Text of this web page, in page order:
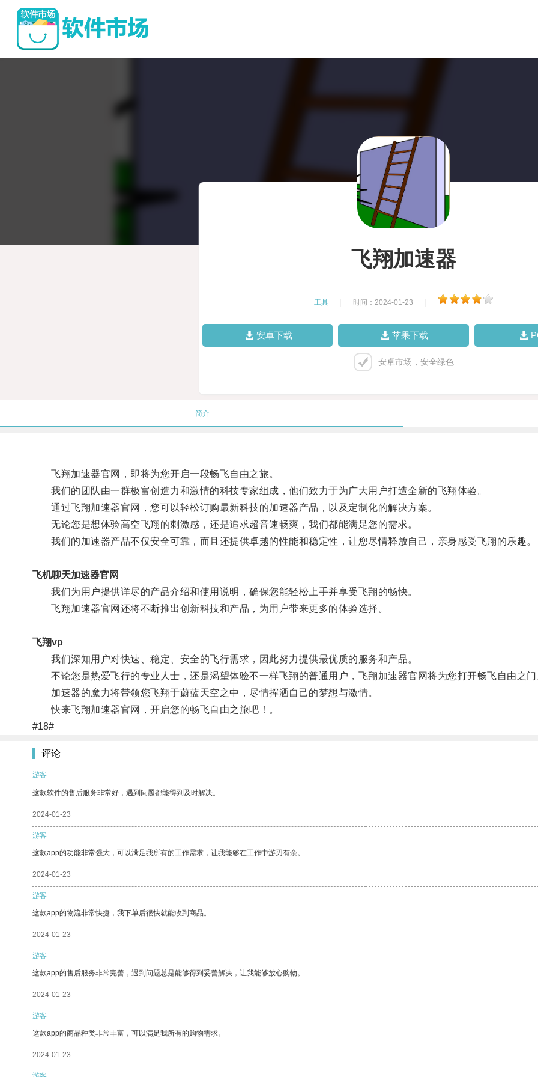
飞翔加速器
工具 时间：2024-01-23
安卓下载 苹果下载
安卓市场，安全绿色
简介
飞翔加速器官网，即将为您开启一段畅飞自由之旅。
我们的团队由一群极富创造力和激情的科技专家组成，他们致力于为广大用户打造全新的飞翔体验。
通过飞翔加速器官网，您可以轻松订购最新科技的加速器产品，以及定制化的解决方案。
无论您是想体验高空飞翔的刺激感，还是追求超音速畅爽，我们都能满足您的需求。
我们的加速器产品不仅安全可靠，而且还提供卓越的性能和稳定性，让您尽情释放自己，亲身感受飞翔的乐趣。
飞机聊天加速器官网
我们为用户提供详尽的产品介绍和使用说明，确保您能轻松上手并享受飞翔的畅快。
飞翔加速器官网还将不断推出创新科技和产品，为用户带来更多的体验选择。
飞翔vp
我们深知用户对快速、稳定、安全的飞行需求，因此努力提供最优质的服务和产品。
不论您是热爱飞行的专业人士，还是渴望体验不一样飞翔的普通用户，飞翔加速器官网将为您打开畅飞自由之门
加速器的魔力将带领您飞翔于蔚蓝天空之中，尽情挥洒自己的梦想与激情。
快来飞翔加速器官网，开启您的畅飞自由之旅吧！。
#18#
评论
游客
这款软件的售后服务非常好，遇到问题都能得到及时解决。
2024-01-23
游客
这款app的功能非常强大，可以满足我所有的工作需求，让我能够在工作中游刃有余。
2024-01-23
游客
这款app的物流非常快捷，我下单后很快就能收到商品。
2024-01-23
游客
这款app的售后服务非常完善，遇到问题总是能够得到妥善解决，让我能够放心购物。
2024-01-23
游客
这款app的商品种类非常丰富，可以满足我所有的购物需求。
2024-01-23